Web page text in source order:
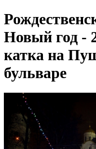
Новый год -
катка на
бульваре